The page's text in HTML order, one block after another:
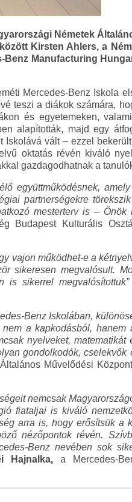
Németek
Kirsten Ahlers, a
Benz Manufacturing
Mercedes-Benz Iskola
teszi a diákok számára,
és egyetemeken,
alapították, majd egy
Iskolává vált – ezzel
oktatás révén kiváló
gazdagodhatnak a
együttműködésnek,
partnerségekre
mesterterv is – Önök
Budapest Kulturális
vajon működhet-e a
sikeresen megvalósult.
is sikerrel megvalósítottuk”
Benz Iskolában,
a kapkodásból, hanem
nyelveket, matematikát
gondolkodók, cselekvők
Művelődési
nemcsak
fiataljai is kiváló
arra is, hogy erősítsük a
nézőpontok révén.
Benz nevében sok
Hajnalka, a Mercedes-